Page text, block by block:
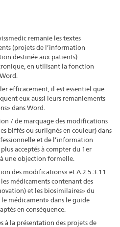
remanie les textes
(projets de l’information
destinée aux patients)
en utilisant la fonction
efficacement, il est essentiel que
eux aussi leurs remaniements
dans Word.
/ de marquage des modifications
biffés ou surlignés en couleur) dans
et de l’information
acceptés à compter du 1er
une objection formelle.
des modifications» et A.2.5.3.11
médicaments contenant des
et les biosimilaires» du
médicament» dans le guide
en conséquence.
à la présentation des projets de